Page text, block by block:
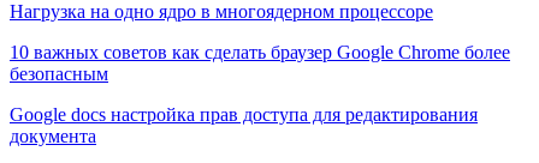
Нагрузка на одно ядро в многоядерном процессоре
10 важных советов как сделать браузер Google Chrome более
безопасным
Google docs настройка прав доступа для редактирования
документа